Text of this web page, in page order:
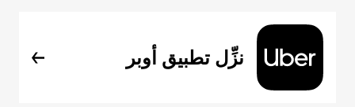
نزِّل تطبيق أوبر